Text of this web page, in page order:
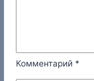
Комментарий *